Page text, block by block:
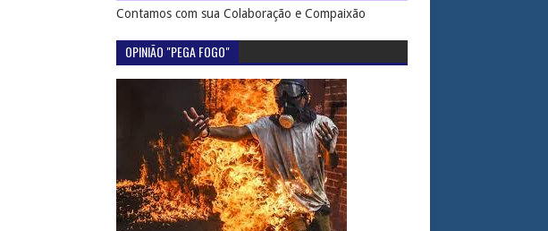
Contamos com sua Colaboração e Compaixão
OPINIÃO "PEGA FOGO"